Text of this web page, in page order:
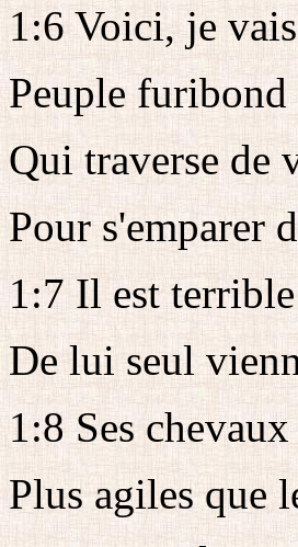
1:6 Voici, je
Peuple
Qui traverse de
Pour s'emparer
1:7 Il est
De lui seul
1:8 Ses
Plus agiles que